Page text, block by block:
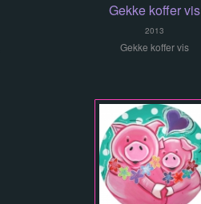
Gekke koffer vis
2013
Gekke koffer vis